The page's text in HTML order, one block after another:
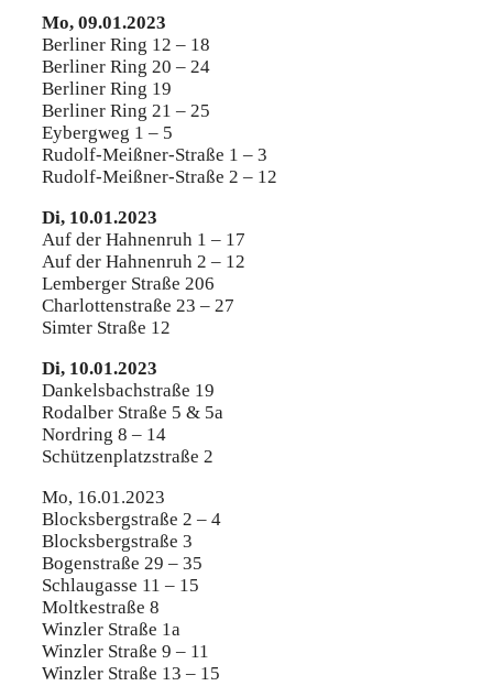
Mo, 09.01.2023
Berliner Ring 12 – 18
Berliner Ring 20 – 24
Berliner Ring 19
Berliner Ring 21 – 25
Eybergweg 1 – 5
Rudolf-Meißner-Straße 1 – 3
Rudolf-Meißner-Straße 2 – 12
Di, 10.01.2023
Auf der Hahnenruh 1 – 17
Auf der Hahnenruh 2 – 12
Lemberger Straße 206
Charlottenstraße 23 – 27
Simter Straße 12
Di, 10.01.2023
Dankelsbachstraße 19
Rodalber Straße 5 & 5a
Nordring 8 – 14
Schützenplatzstraße 2
Mo, 16.01.2023
Blocksbergstraße 2 – 4
Blocksbergstraße 3
Bogenstraße 29 – 35
Schlaugasse 11 – 15
Moltkestraße 8
Winzler Straße 1a
Winzler Straße 9 – 11
Winzler Straße 13 – 15